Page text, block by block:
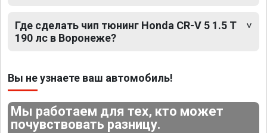
Где сделать чип тюнинг Honda CR-V 5 1.5 T
190 лс в Воронеже?
Вы не узнаете ваш автомобиль!
Мы работаем для тех, кто может
почувствовать разницу.